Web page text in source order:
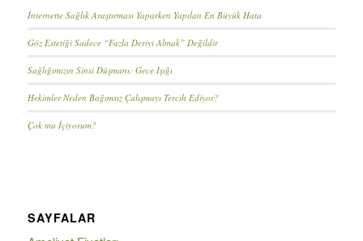
İnternette Sağlık Araştırması Yaparken Yapılan En Büyük Hata
Göz Estetiği Sadece “Fazla Deriyi Almak” Değildir
Sağlığımızın Sinsi Düşmanı: Gece Işığı
Hekimler Neden Bağımsız Çalışmayı Tercih Ediyor?
Çok mu İçiyorum?
SAYFALAR